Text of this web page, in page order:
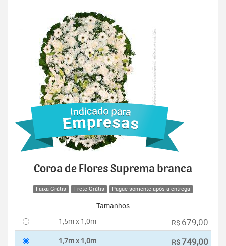
Coroa de Flores Suprema branca
Faixa Grátis Frete Grátis Pague somente após a entrega
Tamanhos
1,5m x 1,0m
R$ 679,00
1,7m x 1,0m R$749,00